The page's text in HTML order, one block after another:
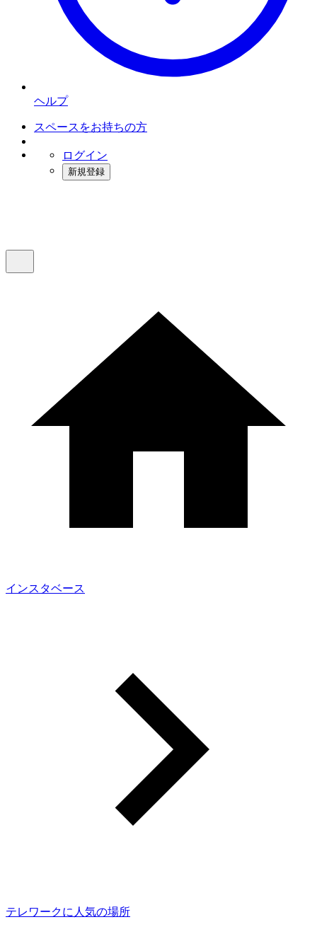
ヘルプ
スペースをお持ちの方
ログイン
新規登録
インスタベース
テレワークに人気の場所